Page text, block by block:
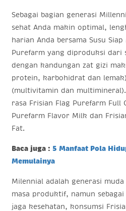
Sebagai bagian generasi
sehat Anda makin optimal,
harian Anda bersama Susu
Purefarm yang diproduksi dari
dengan kandungan zat gizi
protein, karbohidrat dan
(multivitamin dan
rasa Frisian Flag Purefarm Full
Purefarm Flavor Milk dan
Fat.
Baca juga : 5 Manfaat Pola
Memulainya
Milennial adalah generasi
masa produktif, namun
jaga kesehatan, konsumsi